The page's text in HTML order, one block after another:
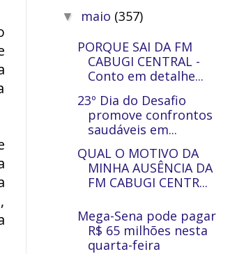
▼ maio (357)
PORQUE SAI DA FM
CABUGI CENTRAL -
Conto em detalhe...
23º Dia do Desafio
promove confrontos
saudáveis em...
QUAL O MOTIVO DA
MINHA AUSÊNCIA DA
FM CABUGI CENTR...
Mega-Sena pode pagar
R$ 65 milhões nesta
quarta-feira